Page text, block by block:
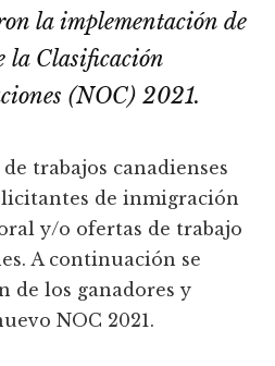
la implementación de
la Clasificación
(NOC) 2021.
trabajos canadienses
de inmigración
y/o ofertas de trabajo
A continuación se
de los ganadores y
NOC 2021.